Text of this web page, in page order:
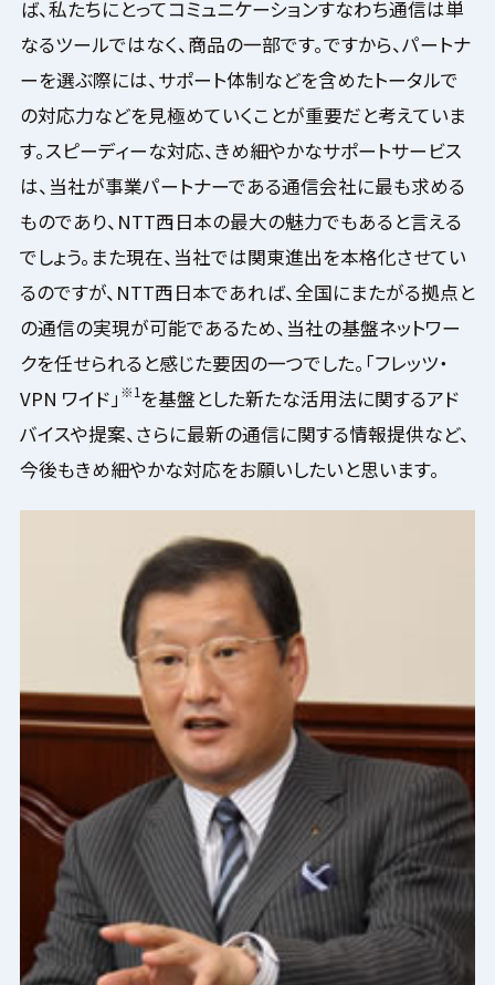
ば、私たちにとってコミュニケーションすなわち通信は単
なるツールではなく、商品の一部です。ですから、パートナ
ーを選ぶ際には、サポート体制などを含めたトータルで
の対応力などを見極めていくことが重要だと考えていま
す。スピーディーな対応、きめ細やかなサポートサービス
は、当社が事業パートナーである通信会社に最も求める
ものであり、NTT西日本の最大の魅力でもあると言える
でしょう。また現在、当社では関東進出を本格化させてい
るのですが、NTT西日本であれば、全国にまたがる拠点と
の通信の実現が可能であるため、当社の基盤ネットワー
クを任せられると感じた要因の一つでした。「フレッツ・
VPN ワイド」 ※1を基盤とした新たな活用法に関するアド
バイスや提案、さらに最新の通信に関する情報提供など、
今後もきめ細やかな対応をお願いしたいと思います。